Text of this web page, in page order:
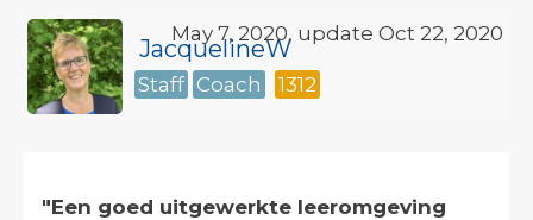
May 7, 2020, update Oct 22, 2020
JacquelineW
Staff Coach 1312
"Een goed uitgewerkte leeromgeving